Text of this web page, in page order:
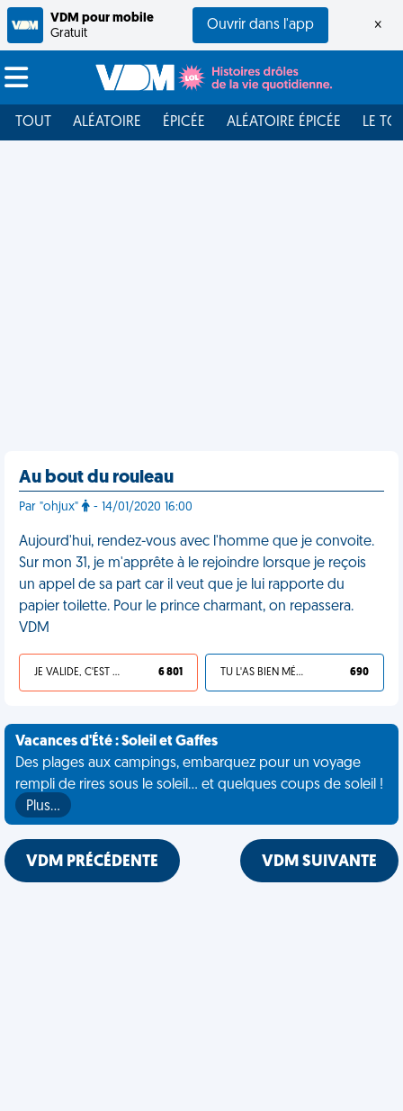
VDM pour mobile
Gratuit
Ouvrir dans l'app ×
TOUT ALÉATOIRE ÉPICÉE ALÉATOIRE ÉPICÉE LE
Au bout du rouleau
Par "ohjux" - 14/01/2020 16:00
Aujourd'hui, rendez-vous avec l'homme que je convoite.
Sur mon 31, je m'apprête à le rejoindre lorsque je reçois
un appel de sa part car il veut que je lui rapporte du
papier toilette. Pour le prince charmant, on repassera.
VDM
JE VALIDE, C'EST UNE VDM 6 801 TU L'AS BIEN MÉRITÉ 690
Vacances d'Été : Soleil et Gaffes
Des plages aux campings, embarquez pour un voyage
rempli de rires sous le soleil... et quelques coups de soleil !
Plus…
VDM PRÉCÉDENTE VDM SUIVANTE